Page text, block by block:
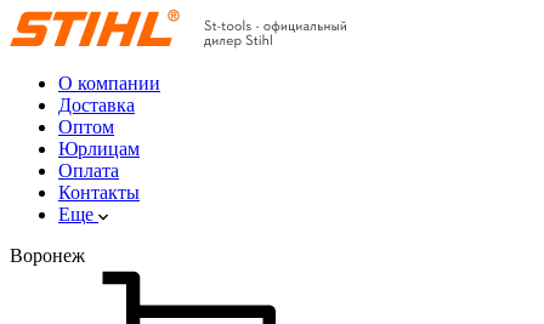
О компании
Доставка
Оптом
Юрлицам
Оплата
Контакты
Еще
Воронеж